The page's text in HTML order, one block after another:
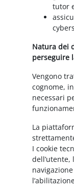
tutor
Natura dei
perseguire
Vengono
cognome,
necessari
La
I cookie